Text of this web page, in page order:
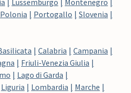
Polonia Portogallo
Slovenia
Calabria
Campania
Friuli-Venezia Giulia
Lago di Garda
Liguria Lombardia
Marche